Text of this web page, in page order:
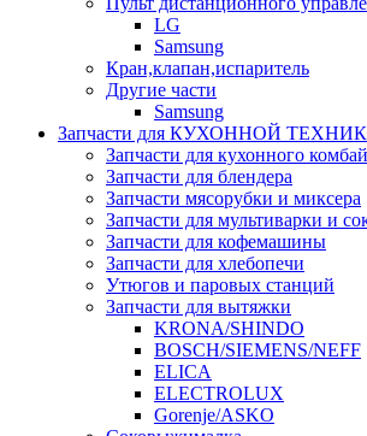
LG
Samsung
Кран,клапан,испаритель
Другие части
Samsung
Запчасти для КУХОННОЙ
Запчасти для кухонного
Запчасти для блендера
Запчасти мясорубки и миксера
Запчасти для мультиварки и
Запчасти для кофемашины
Запчасти для хлебопечи
Утюгов и паровых станций
Запчасти для вытяжки
KRONA/SHINDO
BOSCH/SIEMENS/NEFF
ELICA
ELECTROLUX
Gorenje/ASKO